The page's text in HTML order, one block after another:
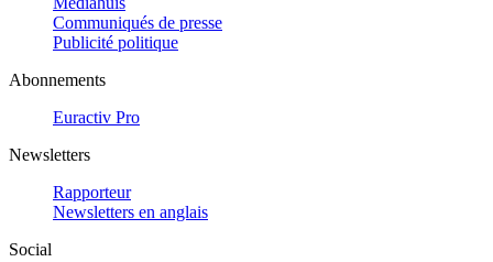
Communiqués de presse
Publicité politique
Abonnements
Euractiv Pro
Newsletters
Rapporteur
Newsletters en anglais
Social